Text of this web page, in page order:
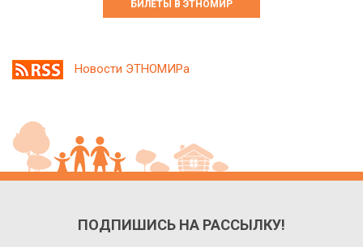
БИЛЕТЫ В ЭТНОМИР
Новости ЭТНОМИРа
ПОДПИШИСЬ НА РАССЫЛКУ!